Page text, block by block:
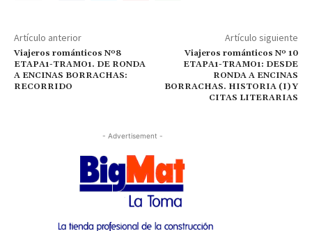
Artículo anterior
Viajeros románticos Nº8
ETAPA1-TRAMO1. DE RONDA
A ENCINAS BORRACHAS:
RECORRIDO
Artículo siguiente
Viajeros románticos Nº 10
ETAPA1-TRAMO1: DESDE
RONDA A ENCINAS
BORRACHAS. HISTORIA (I) Y
CITAS LITERARIAS
- Advertisement -